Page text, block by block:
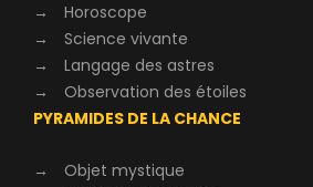
→
Horoscope
→
Science vivante
→
Langage des astres
→
Observation des étoiles
PYRAMIDES DE LA CHANCE
→
Objet mystique